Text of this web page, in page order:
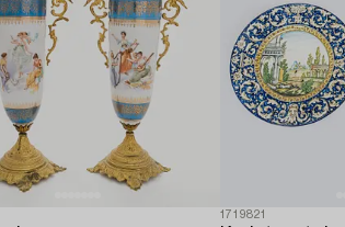
1719821